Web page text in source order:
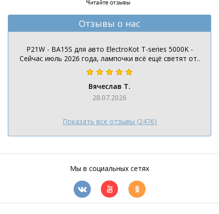
Отзывы о нас
P21W - BA15S для авто ElectroKot T-series 5000K -
Сейчас июль 2026 года, лампочки всё ещё светят от..
Вячеслав Т.
28.07.2026
Показать все отзывы (2476)
Мы в социальных сетях